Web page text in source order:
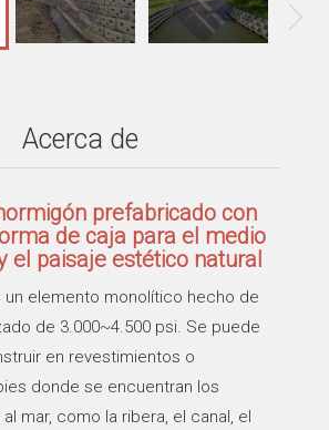
Acerca de
prefabricado con
de caja para el medio
el paisaje estético natural
un elemento monolítico hecho de
de 3.000~4.500 psi. Se puede
en revestimientos o
donde se encuentran los
mar, como la ribera, el canal, el